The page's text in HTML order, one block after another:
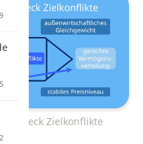
Zielkonflikte